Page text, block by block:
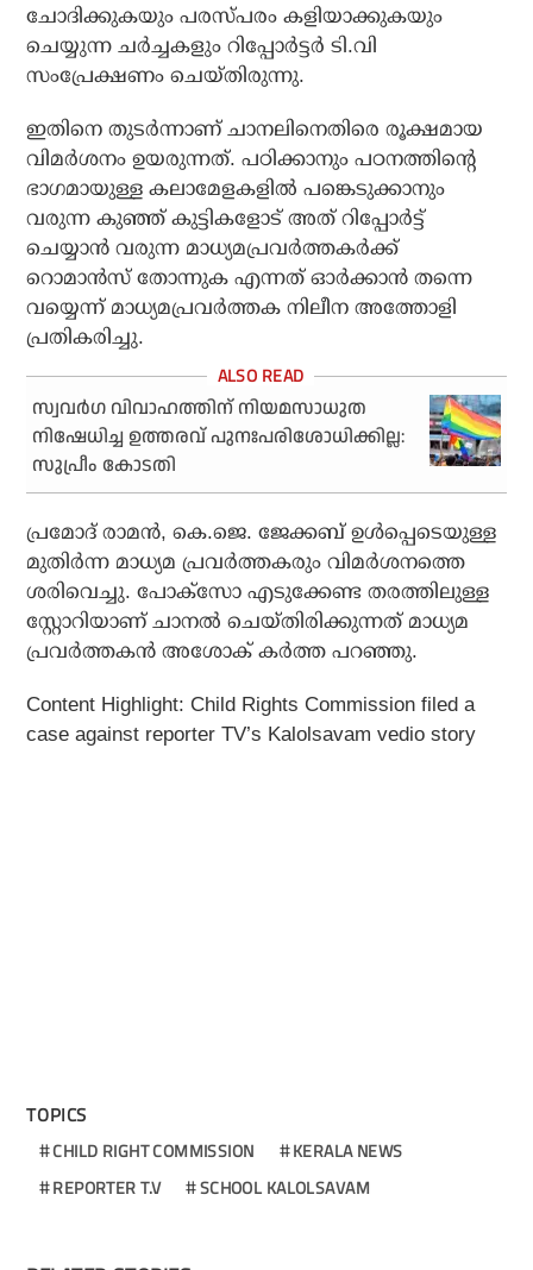
ചോദിക്കുകയും പരസ്പരം കളിയാക്കുകയും
ചെയ്യുന്ന ചര്‍ച്ചകളും റിപ്പോര്‍ട്ടര്‍ ടി.വി
സംപ്രേക്ഷണം ചെയ്തിരുന്നു.
ഇതിനെ തുടര്‍ന്നാണ് ചാനലിനെതിരെ രൂക്ഷമായ
വിമര്‍ശനം ഉയരുന്നത്. പഠിക്കാനും പഠനത്തിന്റെ
ഭാഗമായുള്ള കലാമേളകളില്‍ പങ്കെടുക്കാനും
വരുന്ന കുഞ്ഞ് കുട്ടികളോട് അത് റിപ്പോര്‍ട്ട്
ചെയ്യാന്‍ വരുന്ന മാധ്യമപ്രവര്‍ത്തകര്‍ക്ക്
റൊമാന്‍സ് തോന്നുക എന്നത് ഓര്‍ക്കാന്‍ തന്നെ
വയ്യെന്ന് മാധ്യമപ്രവര്‍ത്തക നിലീന അത്തോളി
പ്രതികരിച്ചു.
സ്വവര്‍ഗ വിവാഹത്തിന് നിയമസാധുത
നിഷേധിച്ച ഉത്തരവ് പുനഃപരിശോധിക്കില്ല:
സുപ്രീം കോടതി
പ്രമോദ് രാമന്‍, കെ.ജെ. ജേക്കബ് ഉള്‍പ്പെടെയുള്ള
മുതിര്‍ന്ന മാധ്യമ പ്രവര്‍ത്തകരും വിമര്‍ശനത്തെ
ശരിവെച്ചു. പോക്‌സോ എടുക്കേണ്ട തരത്തിലുള്ള
സ്റ്റോറിയാണ് ചാനല്‍ ചെയ്തിരിക്കുന്നത് മാധ്യമ
പ്രവര്‍ത്തകന്‍ അശോക് കര്‍ത്ത പറഞ്ഞു.
Content Highlight: Child Rights Commission filed a
case against reporter TV’s Kalolsavam vedio story
TOPICS
CHILD RIGHT COMMISSION
KERALA NEWS
REPORTER T.V
SCHOOL KALOLSAVAM